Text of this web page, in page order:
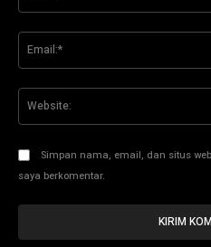
Simpan nama, email, dan situs
saya berkomentar.